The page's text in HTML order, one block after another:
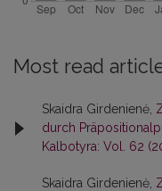
Most read
Skaidra Girdenienė,
durch
Kalbotyra: Vol. 62
Skaidra Girdenienė,